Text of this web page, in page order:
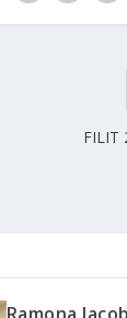
FILIT